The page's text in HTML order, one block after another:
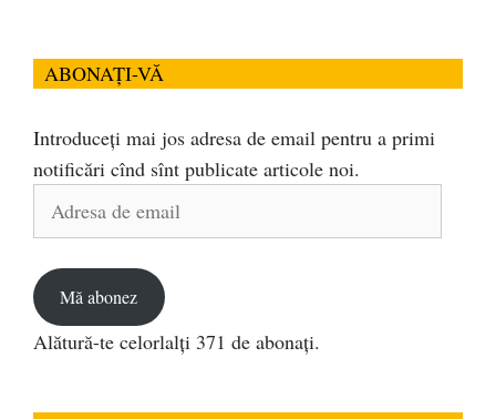
ABONAȚI-VĂ
Introduceți mai jos adresa de email pentru a primi
notificări cînd sînt publicate articole noi.
Adresa
Mă abonez
Alătură-te celorlalți 371 de abonați.